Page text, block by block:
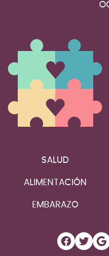
SALUD
ALIMENTACIÓN
EMBARAZO